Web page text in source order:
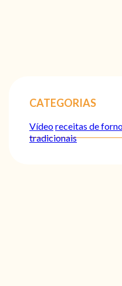
CATEGORIAS
Vídeoreceitas de
tradicionais